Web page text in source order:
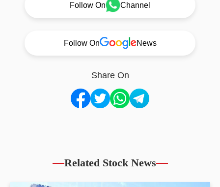
Follow On Channel
Follow On News
Share On
Related Stock News